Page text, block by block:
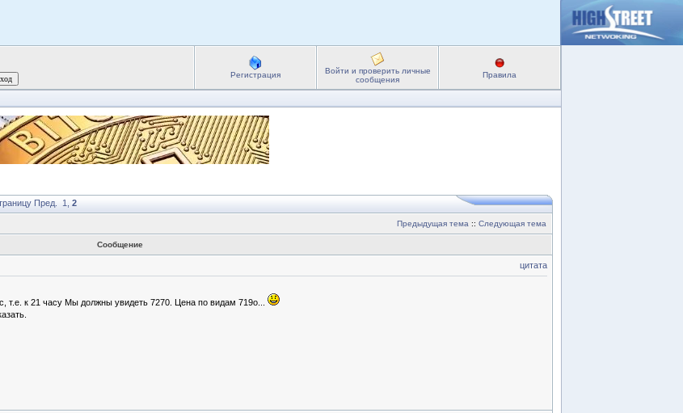
Регистрация
Войти и проверить личные
сообщения
Правила
Пред. 1 2
Предыдущая тема :: Следующая тема
Сообщение
цитата
к 21 часу Мы должны увидеть 7270. Цена по видам 719о...